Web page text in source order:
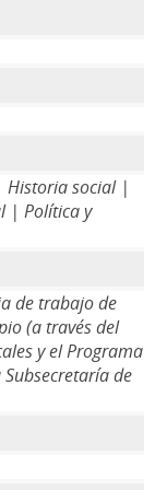
social |
| Política y
de trabajo de
(a través del
y el Programa
de